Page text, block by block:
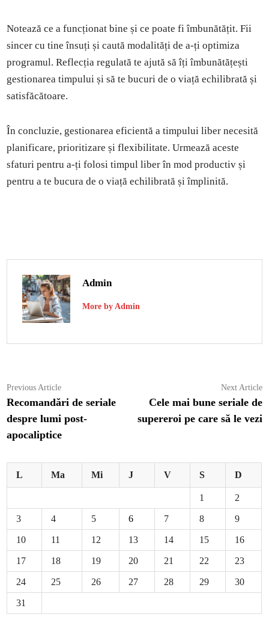
Notează ce a funcționat bine și ce poate fi îmbunătățit. Fii
sincer cu tine însuți și caută modalități de a-ți optimiza
programul. Reflecția regulată te ajută să îți îmbunătățești
gestionarea timpului și să te bucuri de o viață echilibrată și
satisfăcătoare.
În concluzie, gestionarea eficientă a timpului liber necesită
planificare, prioritizare și flexibilitate. Urmează aceste
sfaturi pentru a-ți folosi timpul liber în mod productiv și
pentru a te bucura de o viață echilibrată și împlinită.
Admin
More by Admin
Navigare
în
articole
Previous ArticlePrevious
article:
Recomandări de seriale
despre lumi post-
apocaliptice
Next Article
Cele mai bune seriale de
supereroi pe care să le vezi
L Ma Mi J V S D
1 2
3 4 5 6 7 8 9
10 11 12 13 14 15 16
17 18 19 20 21 22 23
24 25 26 27 28 29 30
31